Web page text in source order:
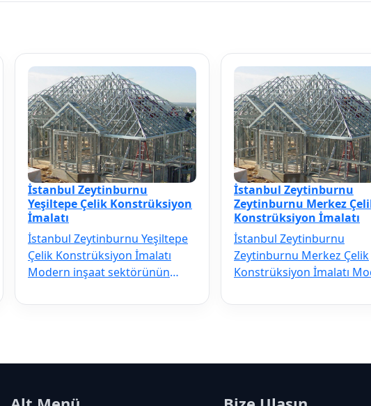
İstanbul Zeytinburnu
Yeşiltepe Çelik Konstrüksiyon
İmalatı
İstanbul Zeytinburnu Yeşiltepe
Çelik Konstrüksiyon İmalatı
Modern inşaat sektörünün
Zeytinbur…
İstanbul Zeytinburnu
Zeytinburnu Merkez
Konstrüksiyon İmalatı
İstanbul Zeytinburnu
Zeytinburnu Merkez Çelik
Konstrüksiyon İmalatı
olan İstanbul …